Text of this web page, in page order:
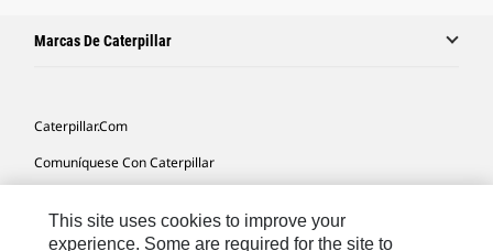
Marcas De Caterpillar
Caterpillar.com
Comuníquese Con Caterpillar
Mapa Del Sitio
This site uses cookies to improve your
experience. Some are required for the site to